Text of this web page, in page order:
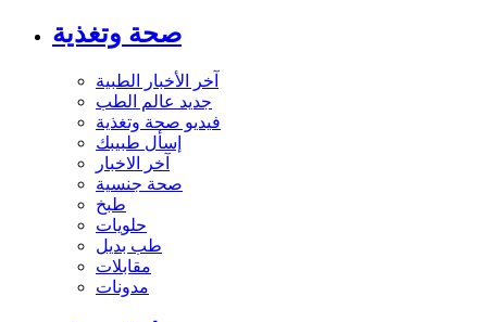
صحة وتغذية
آخر الأخبار الطبية
جديد عالم الطب
فيديو صحة وتغذية
إسأل طبيبك
آخر الاخبار
صحة جنسية
طبخ
حلويات
طب بديل
مقابلات
مدونات